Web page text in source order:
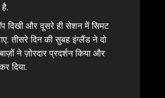
दिखी और दूसरे ही सेशन में सिमट
तीसरे दिन की सुबह इंग्लैंड ने दो
ने ज़ोरदार प्रदर्शन किया और
दिया.